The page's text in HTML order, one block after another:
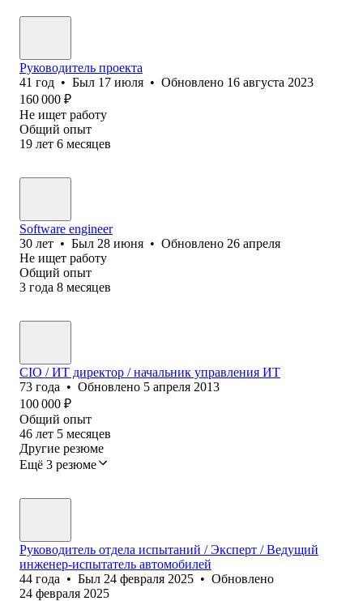
Руководитель проекта
41 год • Был 17 июля • Обновлено 16 августа 2023
160 000 ₽
Не ищет работу
Общий опыт
19 лет 6 месяцев
Software engineer
30 лет • Был 28 июня • Обновлено 26 апреля
Не ищет работу
Общий опыт
3 года 8 месяцев
CIO / ИT директор / начальник управления ИT
73 года • Обновлено 5 апреля 2013
100 000 ₽
Общий опыт
46 лет 5 месяцев
Другие резюме
Ещё 3 резюме
Руководитель отдела испытаний / Эксперт / Ведущий
инженер-испытатель автомобилей
44 года • Был 24 февраля 2025 • Обновлено
24 февраля 2025